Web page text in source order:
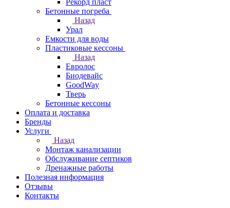
Рекорд пласт
Бетонные погреба
Назад
Урал
Емкости для воды
Пластиковые кессоны
Назад
Евролос
Биодевайс
GoodWay
Тверь
Бетонные кессоны
Оплата и доставка
Бренды
Услуги
Назад
Монтаж канализации
Обслуживание септиков
Дренажные работы
Полезная информация
Отзывы
Контакты